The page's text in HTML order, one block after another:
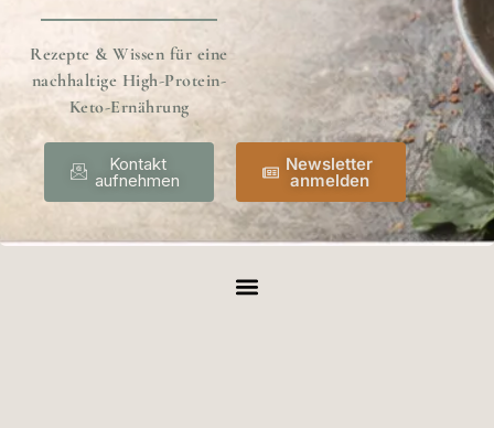
Rezepte & Wissen für eine
nachhaltige High-Protein-
Keto-Ernährung
Kontakt
aufnehmen
Newsletter
anmelden